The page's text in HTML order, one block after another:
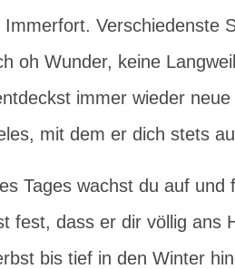
Verschiedenste
oh Wunder, keine
immer wieder
mit dem er dich stets
Tages wachst du auf
fest, dass er dir völlig ans
bis tief in den Winter